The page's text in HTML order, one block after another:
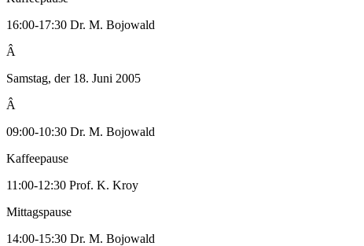
16:00-17:30 Dr. M. Bojowald
Â
Samstag, der 18. Juni 2005
Â
09:00-10:30 Dr. M. Bojowald
Kaffeepause
11:00-12:30 Prof. K. Kroy
Mittagspause
14:00-15:30 Dr. M. Bojowald